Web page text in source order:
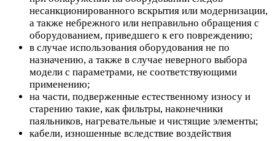
несанкционированного вскрытия или модернизации,
а также небрежного или неправильно обращения с
оборудованием, приведшего к его повреждению;
в случае использования оборудования не по
назначению, а также в случае неверного выбора
модели с параметрами, не соответствующими
применению;
на части, подверженные естественному износу и
старению такие, как фильтры, наконечники
паяльников, нагревательные и чистящие элементы;
кабели, изношенные вследствие воздействия